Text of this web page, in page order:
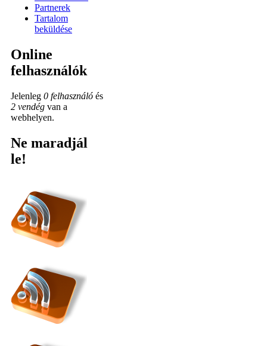
Partnerek
Tartalom
beküldése
Online
felhasználók
Jelenleg 0 felhasználó és
2 vendég van a
webhelyen.
Ne maradjál
le!